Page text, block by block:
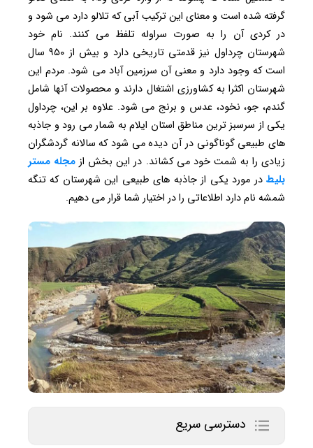
گرفته شده است و معنای این ترکیب آبی که تلالو دارد می شود و
در کردی آن را به صورت سراوله تلفظ می کنند. نام خود
شهرستان چرداول نیز قدمتی تاریخی دارد و بیش از ۹۵۰ سال
است که وجود دارد و معنی آن سرزمین آباد می شود. مردم این
شهرستان اکثرا به کشاورزی اشتغال دارند و محصولات آنها شامل
گندم، جو، نخود، عدس و برنج می شود. علاوه بر این، چرداول
یکی از سرسبز ترین مناطق استان ایلام به شمار می رود و جاذبه
های طبیعی گوناگونی در آن دیده می شود که سالانه گردشگران
زیادی را به شمت خود می کشاند. در این بخش از مجله مستر
بلیط در مورد یکی از جاذبه های طبیعی این شهرستان که تنگه
شمشه نام دارد اطلاعاتی را در اختیار شما قرار می دهیم.
دسترسی سریع